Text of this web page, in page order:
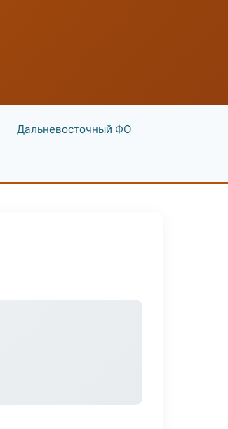
Дальневосточный ФО